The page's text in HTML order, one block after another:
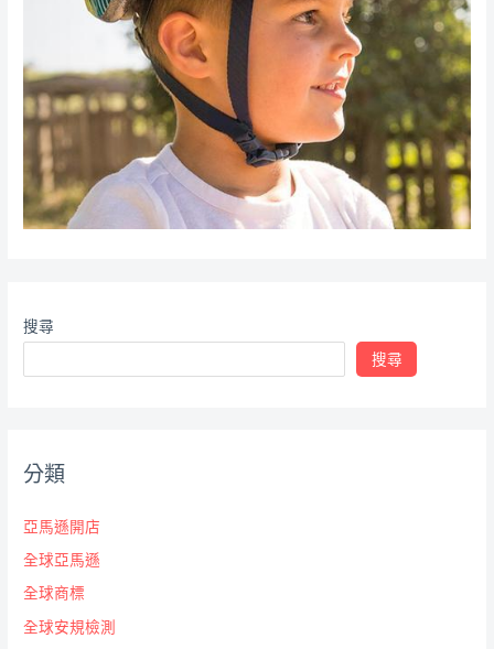
搜尋
搜尋
分類
亞馬遜開店
全球亞馬遜
全球商標
全球安規檢測